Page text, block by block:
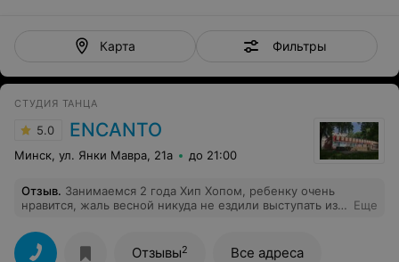
Карта Фильтры
СТУДИЯ ТАНЦА
5.0 ENCANTO
Минск, ул. Янки Мавра, 21а до 21:00
Отзыв. Занимаемся 2 года Хип Хопом, ребенку очень
нравится, жаль весной никуда не ездили выступать из-
нескольких конкурсах (даже 1 и 2-е место заняли).
Чистенький зал, приятный персонал, тренер хороший
Еще
Отзывы2 Все адреса